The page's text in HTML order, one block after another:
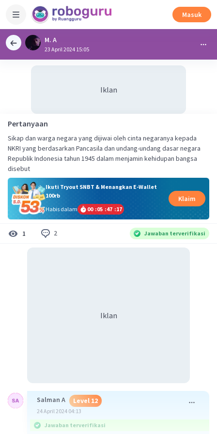
Masuk
M. A
23 April 2024 15:05
Iklan
Pertanyaan
Sikap dan warga negara yang dijiwai oleh cinta negaranya kepada
NKRI yang berdasarkan Pancasila dan undang-undang dasar negara
Republik Indonesia tahun 1945 dalam menjamin kehidupan bangsa
disebut
Ikuti Tryout SNBT & Menangkan E-Wallet
100rb
Habis dalam
00 :05 :47 :17
Klaim
1 2 Jawaban terverifikasi
Iklan
Salman A Level 12
24 April 2024 04:13
Jawaban terverifikasi